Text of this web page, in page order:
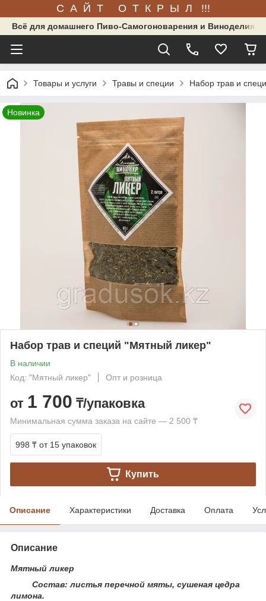
С А Й Т О Т К Р Ы Л !!!
Всё для домашнего Пиво-Самогоноварения и Виноделия.
Товары и услуги Травы и специи Набор трав и
Новинка
Набор трав и специй "Мятный ликер"
В наличии
Код: "Мятный ликер"
Опт и розница
от 1 700 ₸/упаковка
Минимальная сумма заказа на сайте — 2 500 ₸
998 ₸ от 15 упаковок
Купить
Описание Характеристики Доставка Оплата
Описание
Мятный ликер
Состав: листья перечной мяты, сушеная цедра
лимона.